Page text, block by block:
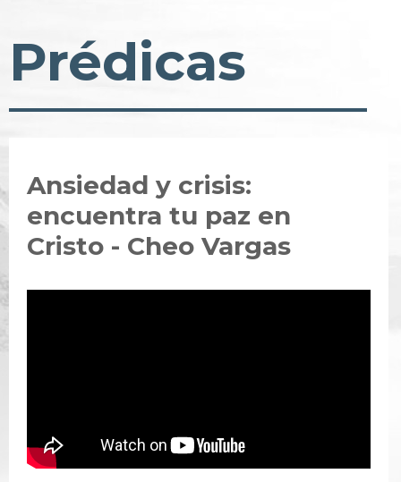
Prédicas
Ansiedad y crisis:
encuentra tu paz en
Cristo - Cheo Vargas